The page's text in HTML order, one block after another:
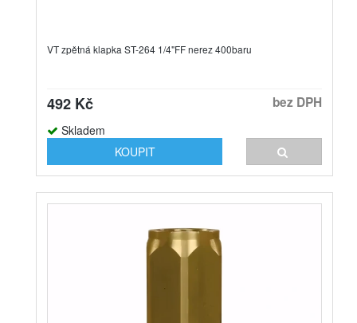
VT zpětná klapka ST-264 1/4"FF nerez 400baru
492 Kč bez DPH
Skladem
KOUPIT